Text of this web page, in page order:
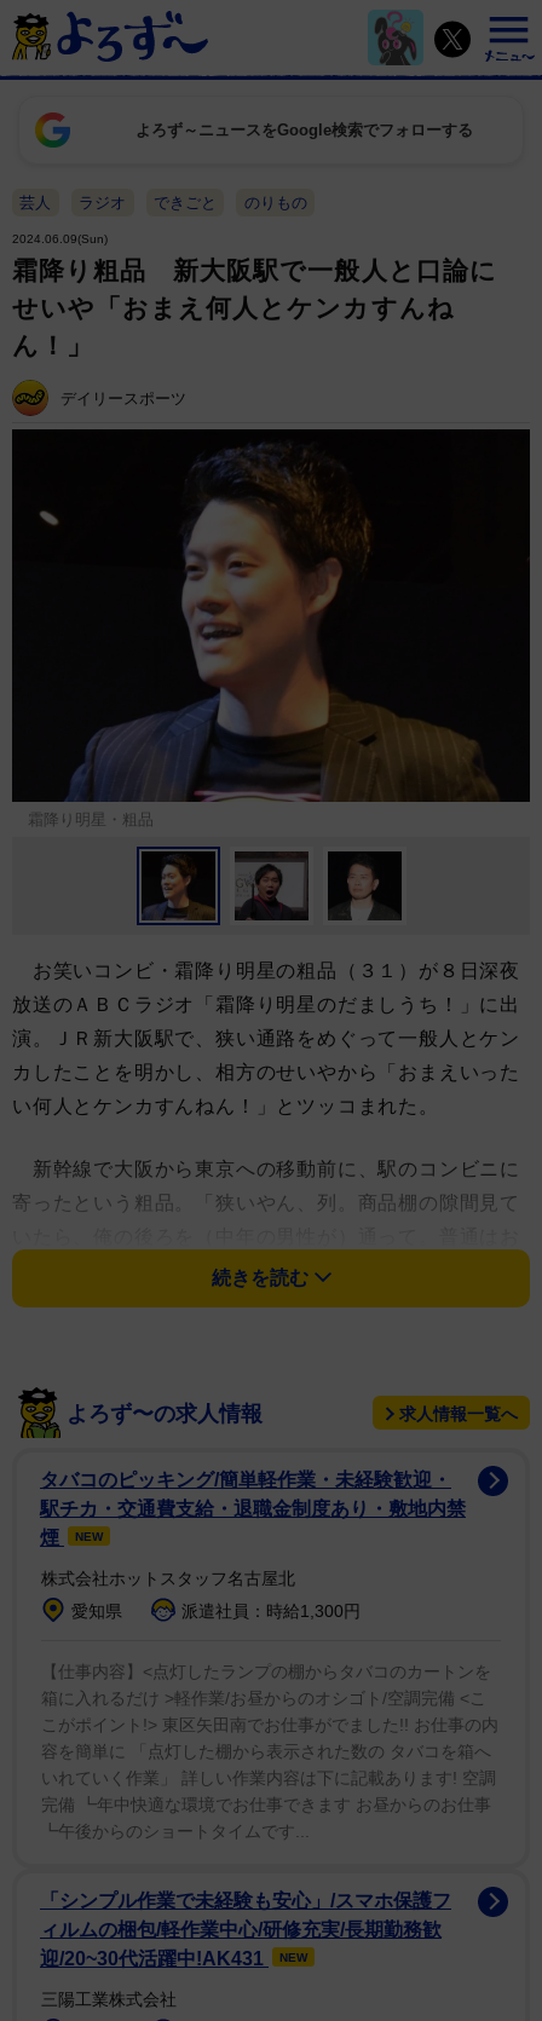
よろず～ニュースをGoogle検索でフォローする
芸人 ラジオ できごと のりもの
2024.06.09(Sun)
霜降り粗品 新大阪駅で一般人と口論に
せいや「おまえ何人とケンカすんね
ん！」
デイリースポーツ
霜降り明星・粗品
お笑いコンビ・霜降り明星の粗品（３１）が８日深夜
放送のＡＢＣラジオ「霜降り明星のだましうち！」に出
演。ＪＲ新大阪駅で、狭い通路をめぐって一般人とケン
カしたことを明かし、相方のせいやから「おまえいった
い何人とケンカすんねん！」とツッコまれた。
新幹線で大阪から東京への移動前に、駅のコンビニに
寄ったという粗品。「狭いやん、列。商品棚の隙間見て
互い体引いて『すみません』でええやん。俺はそうした
んやけど、体持っていかれるくらい、ゴン！ゴンゴンゴ
続けて「それで早歩きで逃げていったから、一応追い
かけて」と、一歩も譲らない構えを見せ「肩をたたい
て、『ちょっとすいませーん、どうされました？』っ
て。そしたら『なんだよ？』って。俺より背高くて、痩
せてるおじさん。それでお互い手も出さないし、言い合
うだけ、っていう。『いや、ぶつかったんで』『ぶつか
『どこ行くんすか？』『東京だよ』『僕もっすよ。隣乗
りましょうよ』って」と負けん気の強さを発揮し、「最
後は『すみません』みたいな感じで終わったんやけど」
と明かした。これにはせいやも爆笑し、「おまえの方が
ややこしいやんけ！もうスマッシュブラザーズ大乱闘や
ん！」と苦言を呈した。
粗品は今年４月放送のフジテレビ系「酒のツマミにな
る話」で元雨上がり決死隊でユーチューバーの宮迫博之
を呼び捨てで批判し、「先輩ちゃう！あんなもん」と吐
き捨てていた。
続きを読む
よろず〜の求人情報 求人情報一覧へ
タバコのピッキング/簡単軽作業・未経験歓迎・
駅チカ・交通費支給・退職金制度あり・敷地内禁
煙
NEW
株式会社ホットスタッフ名古屋北
愛知県
派遣社員：時給1,300円
【仕事内容】<点灯したランプの棚からタバコのカートンを
箱に入れるだけ >軽作業/お昼からのオシゴト/空調完備 <こ
こがポイント!> 東区矢田南でお仕事がでました!! お仕事の内
容を簡単に 「点灯した棚から表示された数の タバコを箱へ
いれていく作業」 詳しい作業内容は下に記載あります! 空調
完備 ┗年中快適な環境でお仕事できます お昼からのお仕事
┗午後からのショートタイムです...
「シンプル作業で未経験も安心」/スマホ保護フ
ィルムの梱包/軽作業中心/研修充実/長期勤務歓
迎/20~30代活躍中!AK431
NEW
三陽工業株式会社